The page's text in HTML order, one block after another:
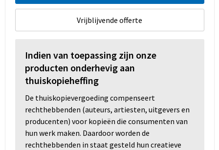
Vrijblijvende offerte
Indien van toepassing zijn onze
producten onderhevig aan
thuiskopieheffing
De thuiskopievergoeding compenseert
rechthebbenden (auteurs, artiesten, uitgevers en
producenten) voor kopieën die consumenten van
hun werk maken. Daardoor worden de
rechthebbenden in staat gesteld hun creatieve